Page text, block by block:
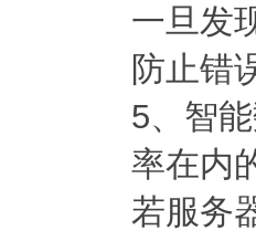
一旦发
防止错
5、智
率在内
若服务